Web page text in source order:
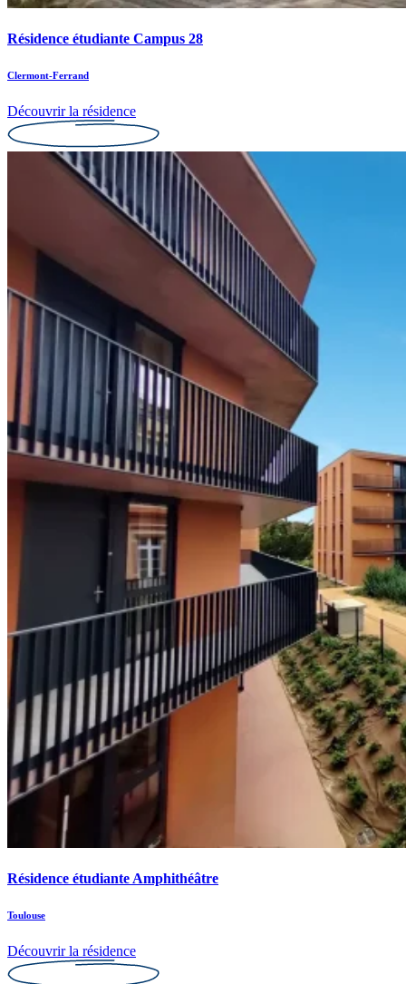
Résidence étudiante Campus 28
Clermont-Ferrand
Découvrir la résidence
Résidence étudiante Amphithéâtre
Toulouse
Découvrir la résidence